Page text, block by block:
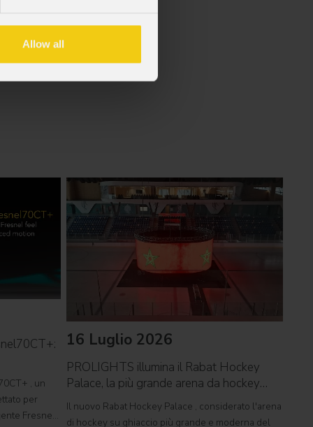
Allow all
Policy).
, un
per
Fresnel
16 Luglio 2026
PROLIGHTS illumina il Rabat Hockey
Palace, la più grande arena da hockey
d'Africa
Il nuovo Rabat Hockey Palace , considerato l'arena
di hockey su ghiaccio più grande e moderna del